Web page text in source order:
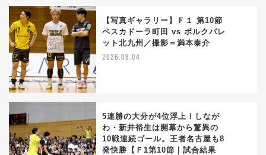
【写真ギャラリー】Ｆ１ 第10節
ペスカドーラ町田 vs ボルクバレ
ット北九州／撮影＝満本泰介
2026.08.04
5連勝の大分が4位浮上！しなが
わ・新井裕生は開幕から驚異の
10戦連続ゴール。王者名古屋も8
発快勝【Ｆ1第10節｜試合結果